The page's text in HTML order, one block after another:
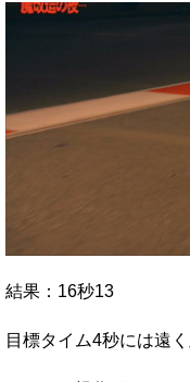
結果：16秒13
目標タイム4秒には遠